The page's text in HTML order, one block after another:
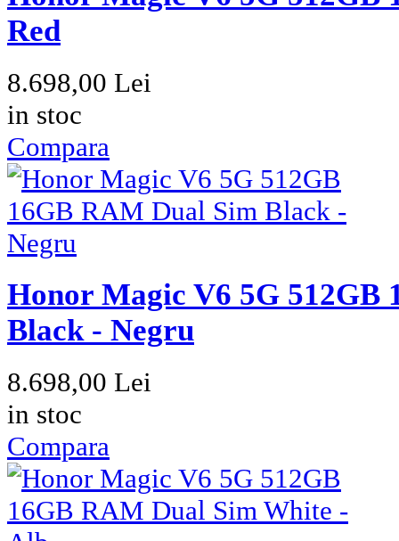
Honor Magic V6 5G 512GB
Red
8.698,00 Lei
in stoc
Compara
Honor Magic V6 5G 512GB
Black - Negru
8.698,00 Lei
in stoc
Compara